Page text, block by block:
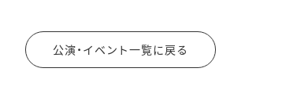
公演・イベント一覧に戻る